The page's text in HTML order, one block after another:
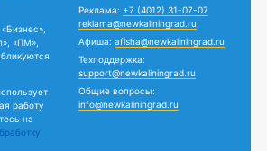
«ПМ»,
работу
на
Реклама: +7 (4012) 31-07-07
reklama@newkaliningrad.ru
Афиша: afisha@newkaliningrad.ru
Техподдержка:
support@newkaliningrad.ru
Общие вопросы:
info@newkaliningrad.ru